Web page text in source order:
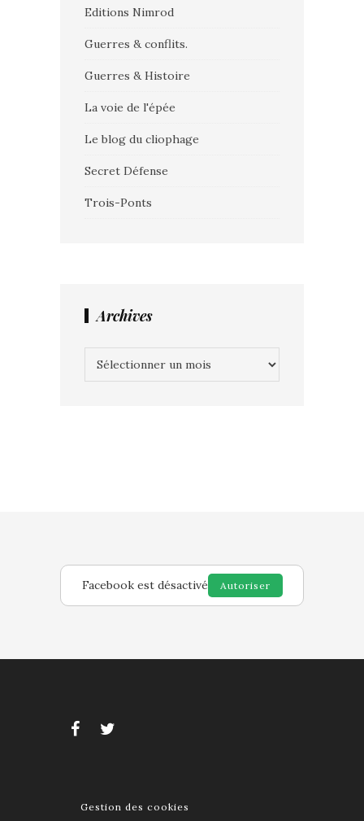
Editions Nimrod
Guerres & conflits.
Guerres & Histoire
La voie de l'épée
Le blog du cliophage
Secret Défense
Trois-Ponts
Archives
Facebook est désactivé Autoriser
Gestion des cookies